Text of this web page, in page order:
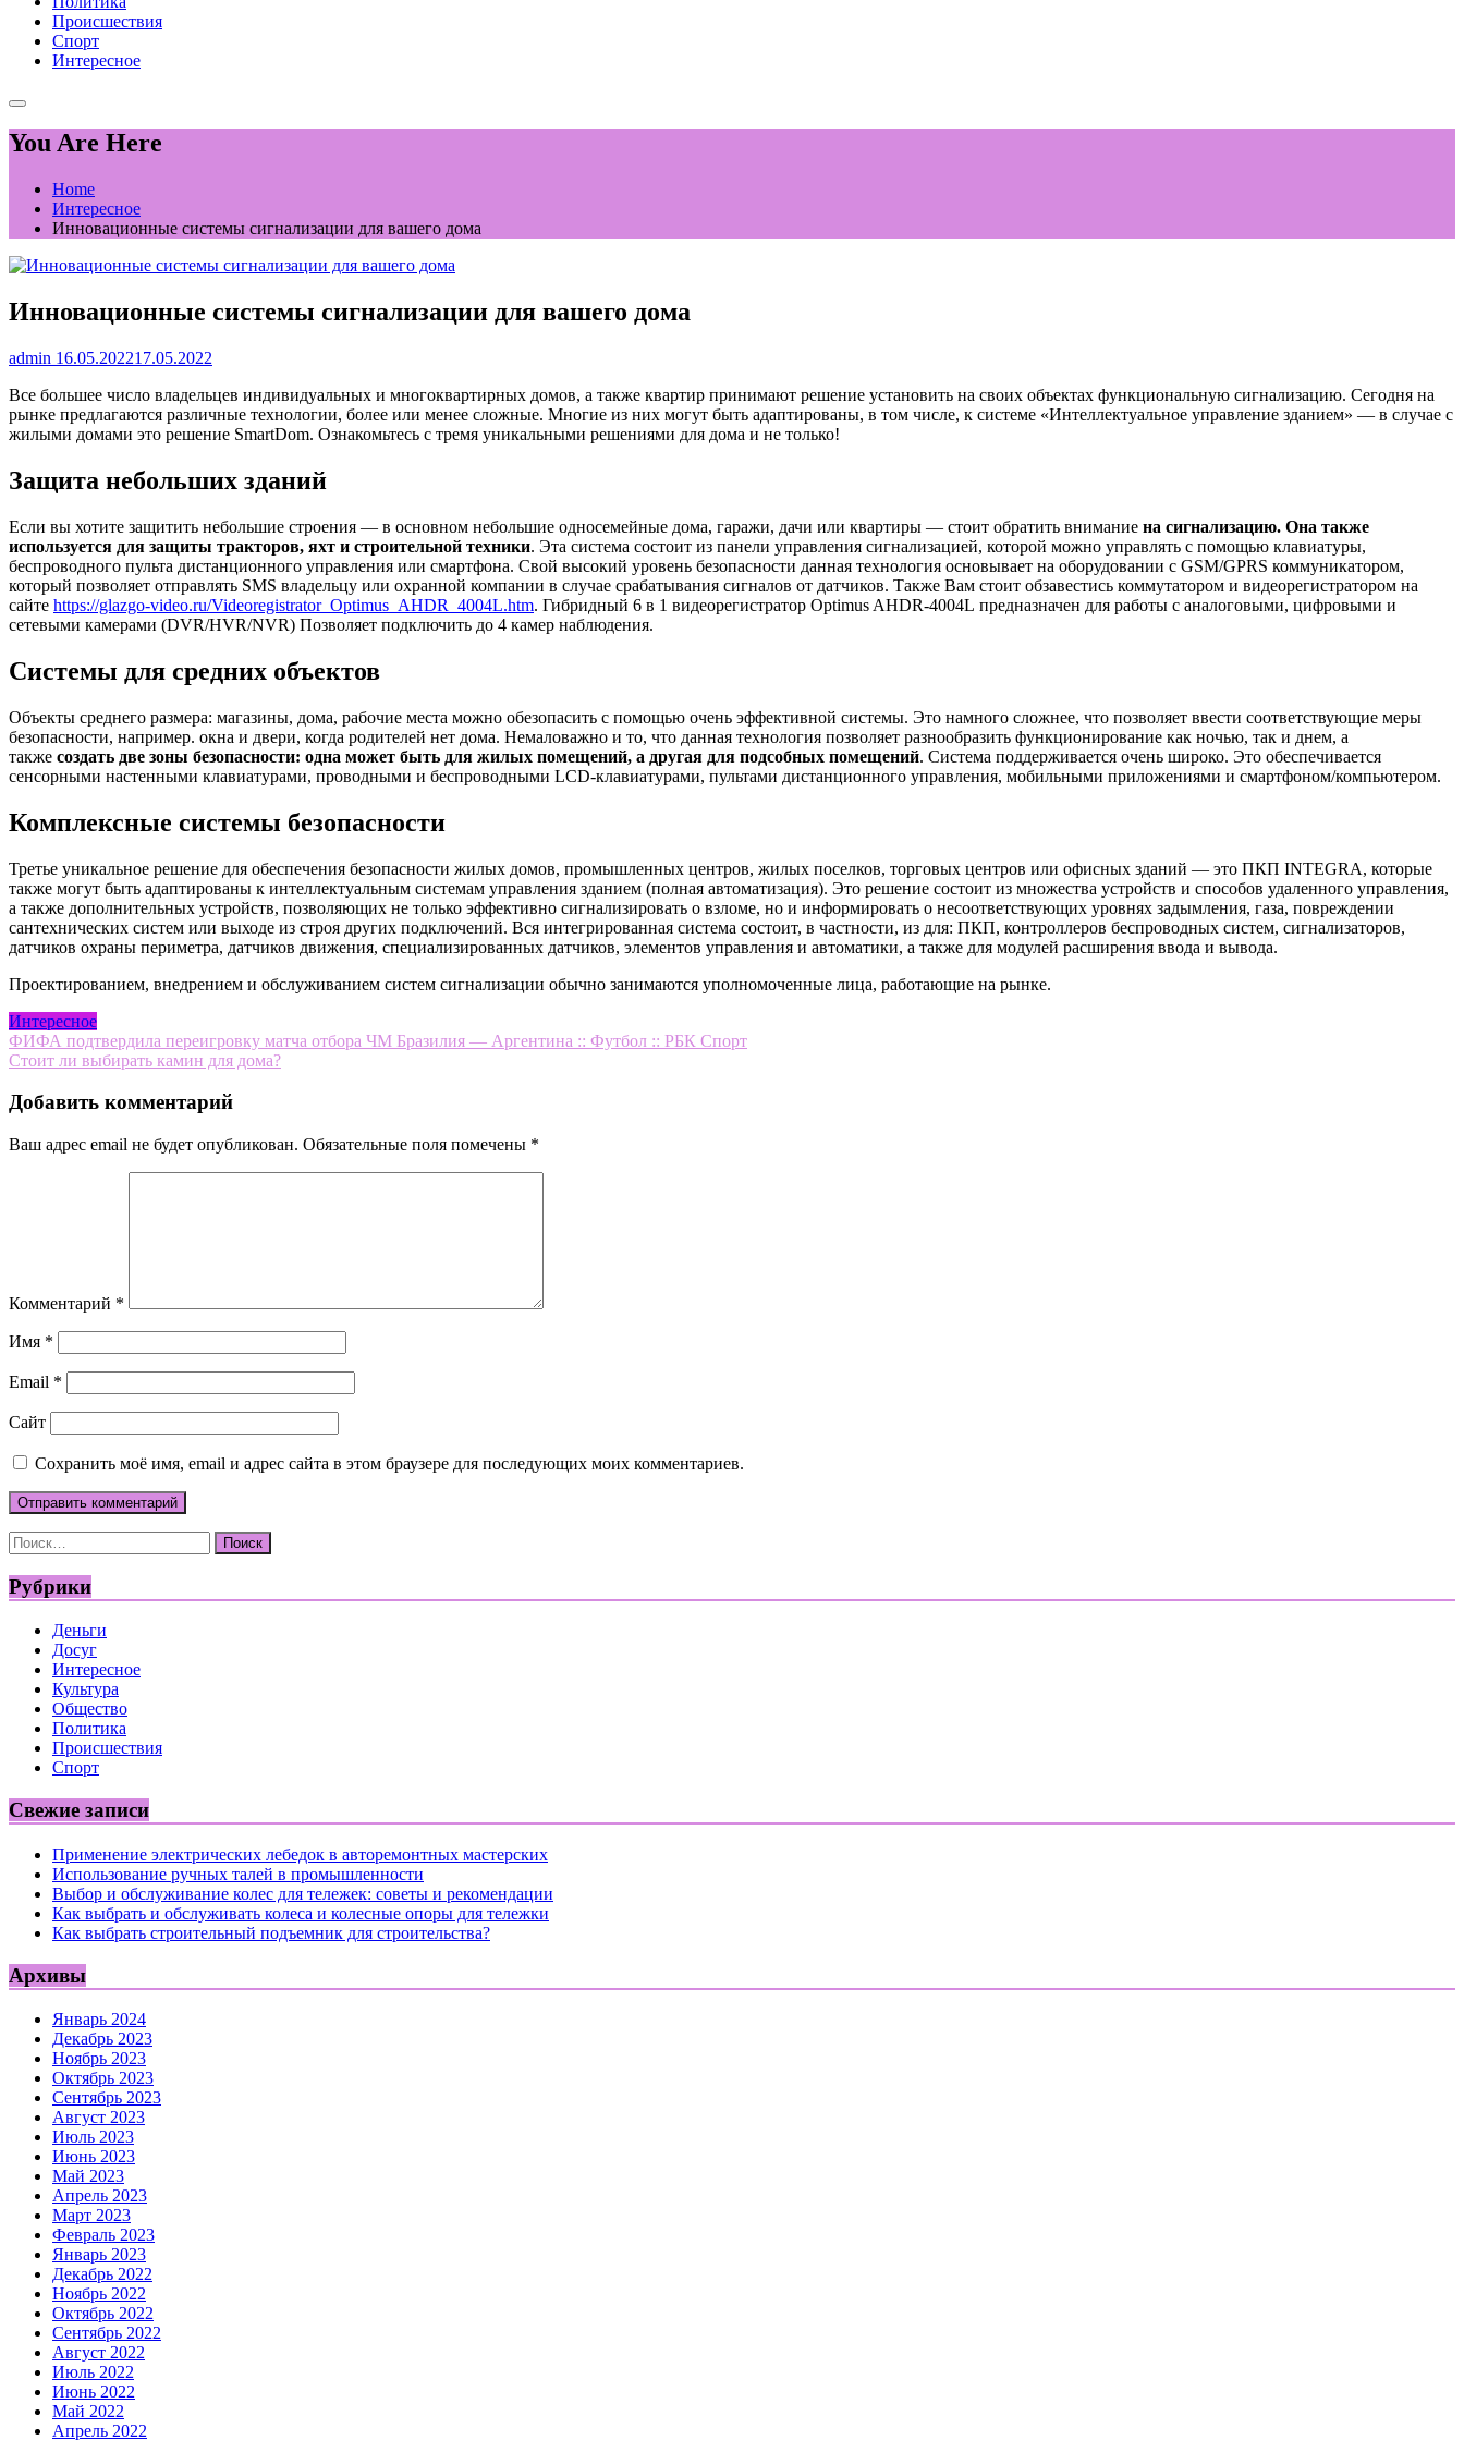
Происшествия
Спорт
Интересное
You Are Here
Home
Интересное
Инновационные системы сигнализации для вашего дома
Инновационные системы сигнализации для вашего дома
admin 16.05.202217.05.2022
Все большее число владельцев индивидуальных и многоквартирных домов, а также квартир принимают решение установить на своих объектах функциональную сигнализацию. Сегодня на
рынке предлагаются различные технологии, более или менее сложные. Многие из них могут быть адаптированы, в том числе, к системе «Интеллектуальное управление зданием» — в случае с
жилыми домами это решение SmartDom. Ознакомьтесь с тремя уникальными решениями для дома и не только!
Защита небольших зданий
Если вы хотите защитить небольшие строения — в основном небольшие односемейные дома, гаражи, дачи или квартиры — стоит обратить внимание на сигнализацию. Она также
используется для защиты тракторов, яхт и строительной техники. Эта система состоит из панели управления сигнализацией, которой можно управлять с помощью клавиатуры,
беспроводного пульта дистанционного управления или смартфона. Свой высокий уровень безопасности данная технология основывает на оборудовании с GSM/GPRS коммуникатором,
который позволяет отправлять SMS владельцу или охранной компании в случае срабатывания сигналов от датчиков. Также Вам стоит обзавестись коммутатором и видеорегистратором на
сайте https://glazgo-video.ru/Videoregistrator_Optimus_AHDR_4004L.htm. Гибридный 6 в 1 видеорегистратор Optimus AHDR-4004L предназначен для работы с аналоговыми, цифровыми и
сетевыми камерами (DVR/HVR/NVR) Позволяет подключить до 4 камер наблюдения.
Системы для средних объектов
Объекты среднего размера: магазины, дома, рабочие места можно обезопасить с помощью очень эффективной системы. Это намного сложнее, что позволяет ввести соответствующие меры
безопасности, например. окна и двери, когда родителей нет дома. Немаловажно и то, что данная технология позволяет разнообразить функционирование как ночью, так и днем, а
также создать две зоны безопасности: одна может быть для жилых помещений, а другая для подсобных помещений. Система поддерживается очень широко. Это обеспечивается
сенсорными настенными клавиатурами, проводными и беспроводными LCD-клавиатурами, пультами дистанционного управления, мобильными приложениями и смартфоном/компьютером.
Комплексные системы безопасности
Третье уникальное решение для обеспечения безопасности жилых домов, промышленных центров, жилых поселков, торговых центров или офисных зданий — это ПКП INTEGRA, которые
также могут быть адаптированы к интеллектуальным системам управления зданием (полная автоматизация). Это решение состоит из множества устройств и способов удаленного управления,
а также дополнительных устройств, позволяющих не только эффективно сигнализировать о взломе, но и информировать о несоответствующих уровнях задымления, газа, повреждении
сантехнических систем или выходе из строя других подключений. Вся интегрированная система состоит, в частности, из для: ПКП, контроллеров беспроводных систем, сигнализаторов,
датчиков охраны периметра, датчиков движения, специализированных датчиков, элементов управления и автоматики, а также для модулей расширения ввода и вывода.
Проектированием, внедрением и обслуживанием систем сигнализации обычно занимаются уполномоченные лица, работающие на рынке.
Интересное
Навигация
по
записям
ФИФА подтвердила переигровку матча отбора ЧМ Бразилия — Аргентина :: Футбол :: РБК Спорт
Стоит ли выбирать камин для дома?
Добавить комментарий
Ваш адрес email не будет опубликован. Обязательные поля помечены *
Комментарий *
Имя *
Email *
Сайт
Сохранить моё имя, email и адрес сайта в этом браузере для последующих моих комментариев.
Найти:
Рубрики
Деньги
Досуг
Интересное
Культура
Общество
Политика
Происшествия
Спорт
Свежие записи
Применение электрических лебедок в авторемонтных мастерских
Использование ручных талей в промышленности
Выбор и обслуживание колес для тележек: советы и рекомендации
Как выбрать и обслуживать колеса и колесные опоры для тележки
Как выбрать строительный подъемник для строительства?
Архивы
Январь 2024
Декабрь 2023
Ноябрь 2023
Октябрь 2023
Сентябрь 2023
Август 2023
Июль 2023
Июнь 2023
Май 2023
Апрель 2023
Март 2023
Февраль 2023
Январь 2023
Декабрь 2022
Ноябрь 2022
Октябрь 2022
Сентябрь 2022
Август 2022
Июль 2022
Июнь 2022
Май 2022
Апрель 2022